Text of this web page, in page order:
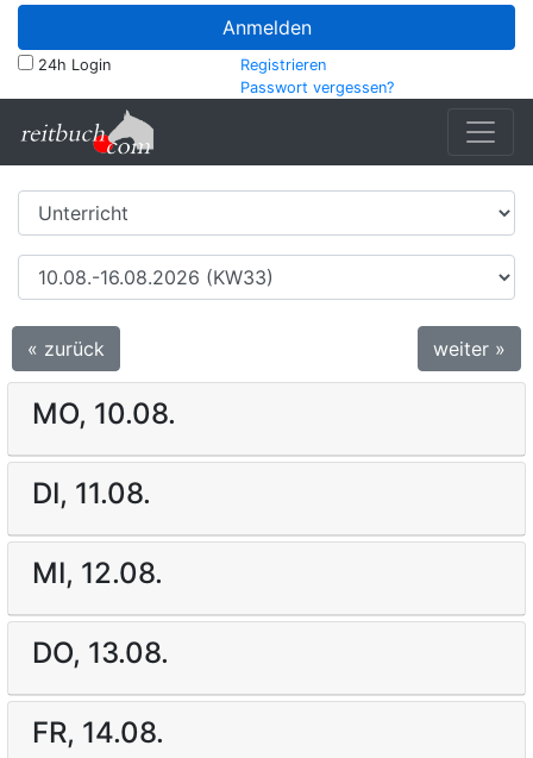
Anmelden
24h Login
Registrieren
Passwort vergessen?
« zurück weiter »
MO, 10.08.
DI, 11.08.
MI, 12.08.
DO, 13.08.
FR, 14.08.